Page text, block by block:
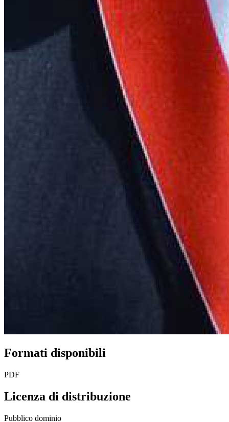
Formati disponibili
PDF
Licenza di distribuzione
Pubblico dominio